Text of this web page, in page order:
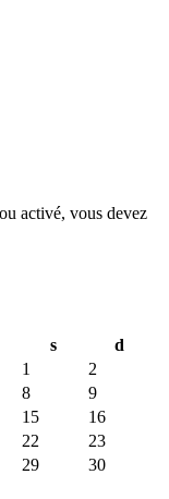
activé, vous devez
s
d
1
2
8
9
15
16
22
23
29
30